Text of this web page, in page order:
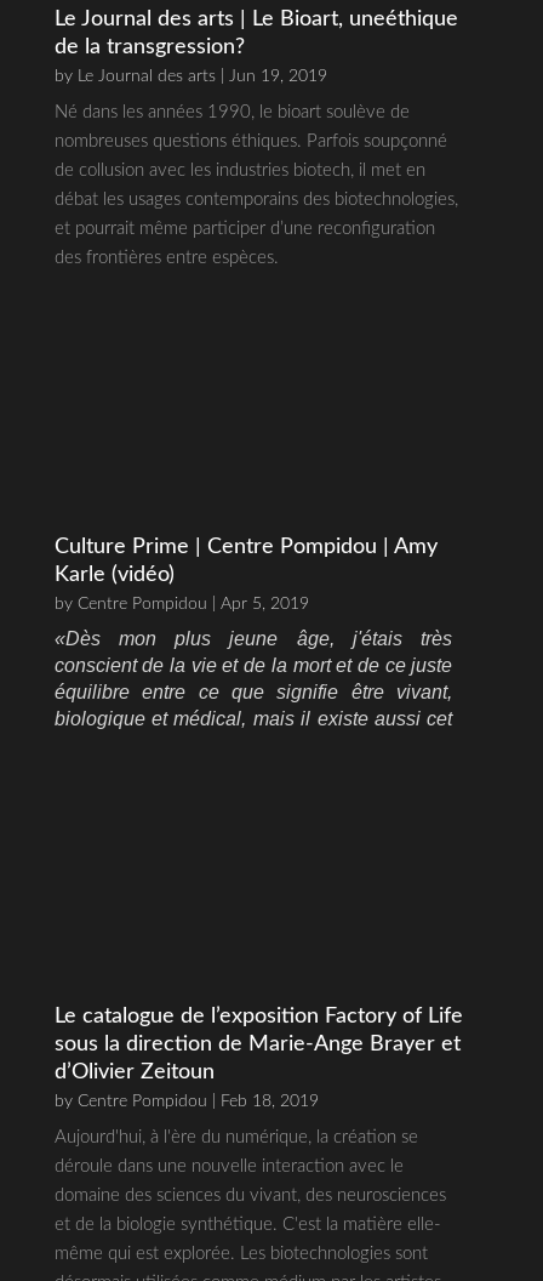
Le Journal des arts | Le Bioart, uneéthique
de la transgression?
by Le Journal des arts| Jun 19, 2019
Né dans les années 1990, le bioart soulève de
nombreuses questions éthiques. Parfois soupçonné
de collusion avec les industries biotech, il met en
débat les usages contemporains des biotechnologies,
et pourrait même participer d’une reconfiguration
des frontières entre espèces.
Culture Prime | Centre Pompidou | Amy
Karle (vidéo)
by Centre Pompidou | Apr 5, 2019
«Dès mon plus jeune âge, j'étais très
conscient de la vie et de la mort et de ce juste
équilibre entre ce que signifie être vivant,
biologique et médical, mais il existe aussi cet
Le catalogue de l’exposition Factory of Life
sous la direction de Marie-Ange Brayer et
d’Olivier Zeitoun
by Centre Pompidou | Feb 18, 2019
Aujourd'hui, à l'ère du numérique, la création se
déroule dans une nouvelle interaction avec le
domaine des sciences du vivant, des neurosciences
et de la biologie synthétique. C'est la matière elle-
même qui est explorée. Les biotechnologies sont